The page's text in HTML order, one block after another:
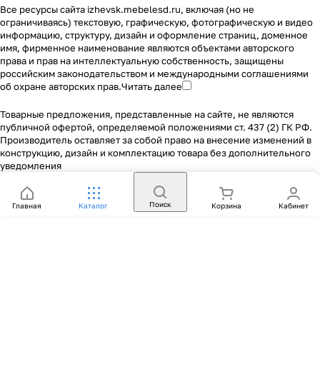
Все ресурсы сайта izhevsk.mebelesd.ru, включая (но не
ограничиваясь) текстовую, графическую, фотографическую и видео
информацию, структуру, дизайн и оформление страниц, доменное
имя, фирменное наименование являются объектами авторского
права и прав на интеллектуальную собственность, защищены
российским законодательством и международными соглашениями
об охране авторских прав.Читать далее
Товарные предложения, представленные на сайте, не являются
публичной офертой, определяемой положениями ст. 437 (2) ГК РФ.
Производитель оставляет за собой право на внесение изменений в
конструкцию, дизайн и комплектацию товара без дополнительного
уведомления
Главная Каталог Поиск Корзина Кабинет